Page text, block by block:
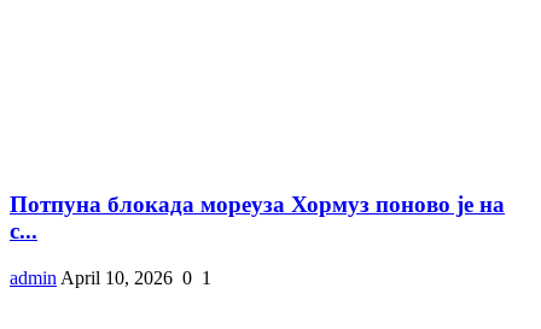
Потпуна блокада мореуза Хормуз поново је на
с...
admin April 10, 2026 0 1